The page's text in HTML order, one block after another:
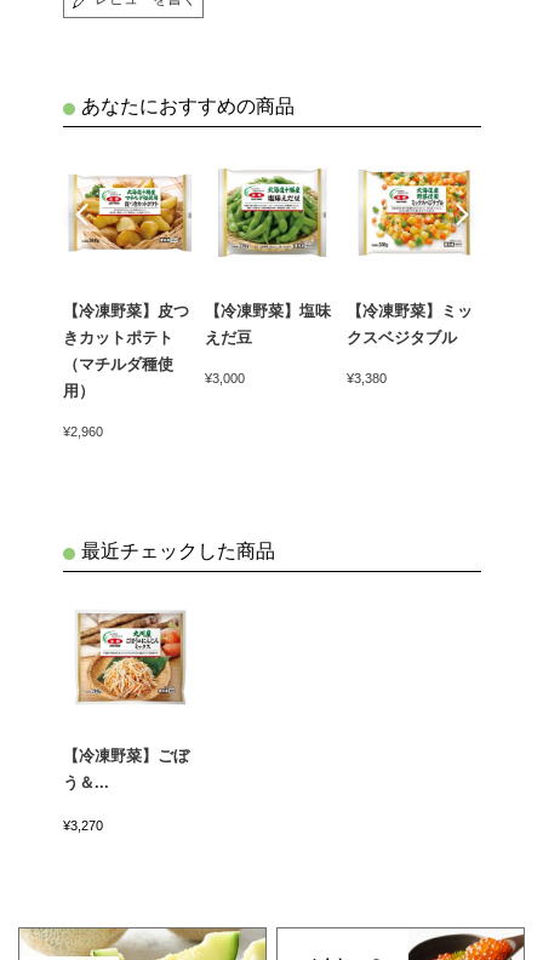
あなたにおすすめの商品
【冷凍野菜】皮つ
きカットポテト
（マチルダ種使
用）
¥2,960
【冷凍野菜】塩味
えだ豆
¥3,000
【冷凍野菜】ミッ
クスベジタブル
¥3,380
最近チェックした商品
【冷凍野菜】ごぼ
う＆...
¥3,270